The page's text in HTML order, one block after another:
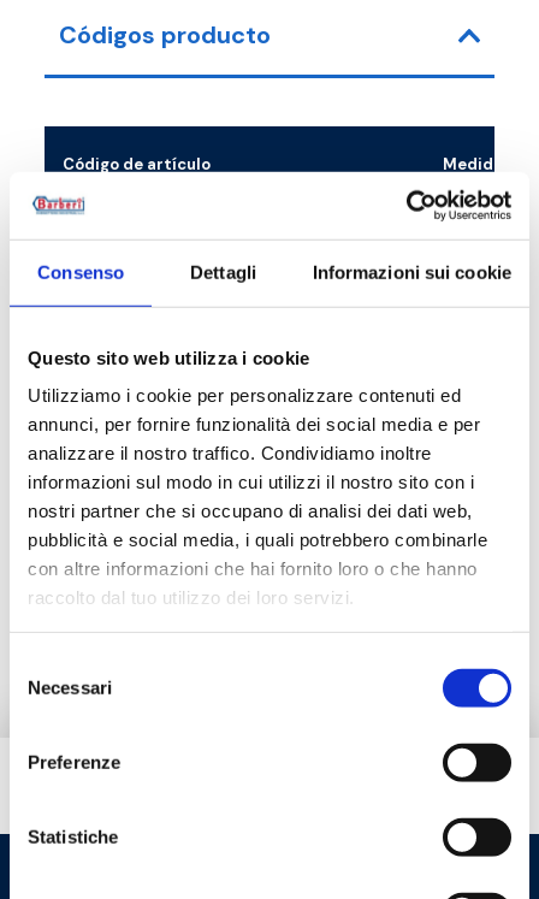
Consenso Dettagli Informazioni sui cookie
Questo sito web utilizza i cookie
Utilizziamo i cookie per personalizzare contenuti ed
annunci, per fornire funzionalità dei social media e per
analizzare il nostro traffico. Condividiamo inoltre
informazioni sul modo in cui utilizzi il nostro sito con i
nostri partner che si occupano di analisi dei dati web,
pubblicità e social media, i quali potrebbero combinarle
con altre informazioni che hai fornito loro o che hanno
raccolto dal tuo utilizzo dei loro servizi.
delNecessari
Preferenze
Statistiche
Códigos producto
Código de artículo Medida
Descripción
Documentación
Productos alternativos
Pieza de repuesto